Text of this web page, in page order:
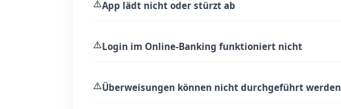
⚠️App lädt nicht oder stürzt ab
⚠️Login im Online-Banking funktioniert nicht
⚠️Überweisungen können nicht durchgeführt werden